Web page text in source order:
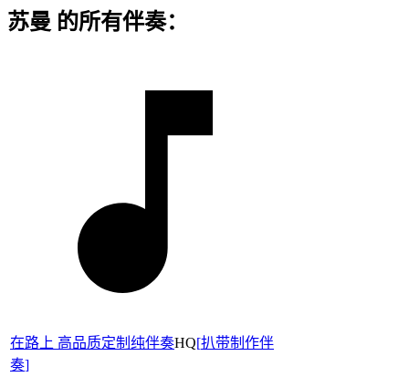
苏曼 的所有伴奏：
在路上 高品质定制纯伴奏HQ[扒带制作伴
奏]